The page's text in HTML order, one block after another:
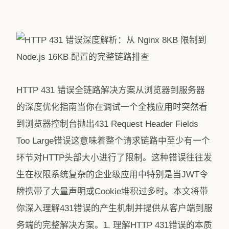
HTTP 431 错误全链路解决方案从浏览器到服务器
的深度优化指南当你在调试一个全栈应用时突然看
到浏览器控制台抛出431 Request Header Fields
Too Large错误这意味着整个请求链路中至少有一个
环节对HTTP头部大小进行了限制。这种错误往往发
生在权限系统复杂的企业级应用中特别是当JWT令
牌携带了大量声明或Cookie堆积过多时。本文将带
你深入理解431错误的产生机制并提供从客户端到服
务端的完整解决方案。1. 理解HTTP 431错误的本质